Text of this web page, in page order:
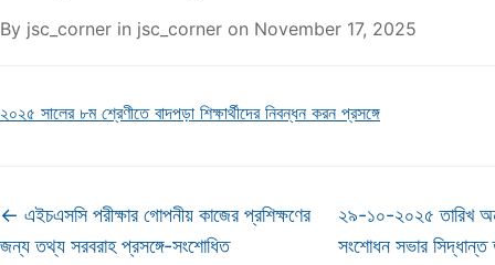
By jsc_corner in jsc_corner on November 17, 2025
২০২৫ সালের ৮ম শ্রেণীতে বাদপড়া শিক্ষার্থীদের নিবন্ধন করন প্রসঙ্গে
← এইচএসসি পরীক্ষার গোপনীয় কাজের প্রশিক্ষণের
জন্য তথ্য সরবরাহ প্রসঙ্গে-সংশোধিত
২৯-১০-২০২৫ তারিখ
সংশোধন সভার সিদ্ধান্ত